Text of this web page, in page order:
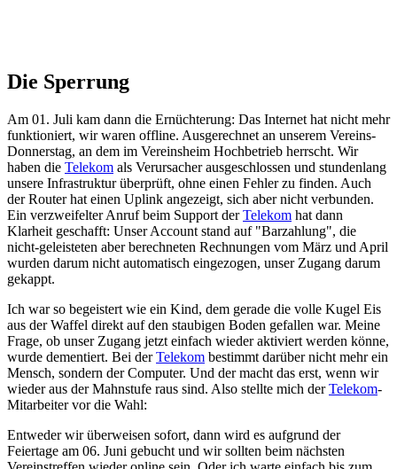
Die Sperrung
Am 01. Juli kam dann die Ernüchterung: Das Internet hat nicht mehr
funktioniert, wir waren offline. Ausgerechnet an unserem Vereins-
Donnerstag, an dem im Vereinsheim Hochbetrieb herrscht. Wir
haben die Telekom als Verursacher ausgeschlossen und stundenlang
unsere Infrastruktur überprüft, ohne einen Fehler zu finden. Auch
der Router hat einen Uplink angezeigt, sich aber nicht verbunden.
Ein verzweifelter Anruf beim Support derTelekom hat dann
Klarheit geschafft: Unser Account stand auf "Barzahlung", die
nicht-geleisteten aber berechneten Rechnungen vom März und April
wurden darum nicht automatisch eingezogen, unser Zugang darum
gekappt.
Ich war so begeistert wie ein Kind, dem gerade die volle Kugel Eis
aus der Waffel direkt auf den staubigen Boden gefallen war. Meine
Frage, ob unser Zugang jetzt einfach wieder aktiviert werden könne,
wurde dementiert. Bei derTelekom bestimmt darüber nicht mehr ein
Mensch, sondern der Computer. Und der macht das erst, wenn wir
wieder aus der Mahnstufe raus sind. Also stellte mich derTelekom-
Mitarbeiter vor die Wahl:
Entweder wir überweisen sofort, dann wird es aufgrund der
Feiertage am 06. Juni gebucht und wir sollten beim nächsten